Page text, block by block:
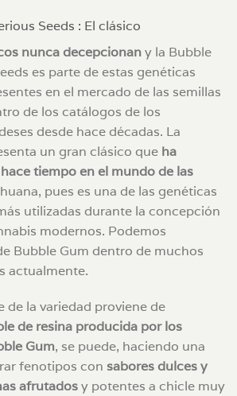
Seeds : El clásico
nunca decepcionany la Bubble
es parte de estas genéticas
en el mercado de las semillas
de los catálogos de los
desde hace décadas. La
un gran clásico que ha
tiempo en el mundo de las
pues es una de las genéticas
utilizadas durante la concepción
modernos. Podemos
Bubble Gum dentro de muchos
actualmente.
de la variedad proviene de
de resina producida por los
Gum, se puede, haciendo una
fenotipos con sabores dulces y
afrutadosy potentes a chicle muy